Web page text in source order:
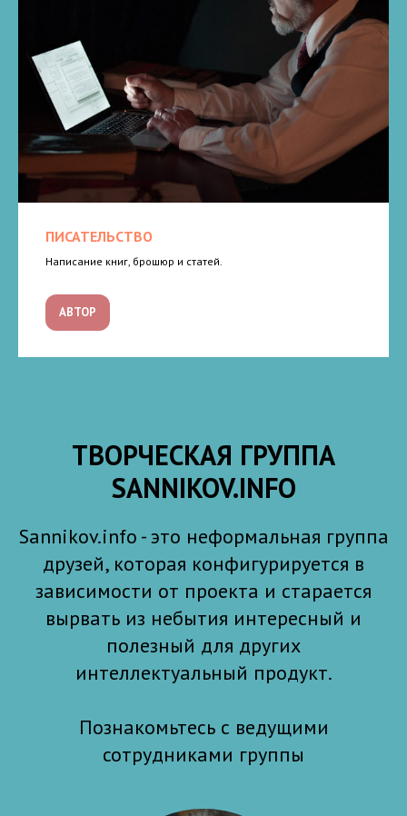
ПИСАТЕЛЬСТВО
Написание книг, брошюр и статей.
АВТОР
ТВОРЧЕСКАЯ ГРУППА
SANNIKOV.INFO
Sannikov.info - это неформальная группа
друзей, которая конфигурируется в
зависимости от проекта и старается
вырвать из небытия интересный и
полезный для других
интеллектуальный продукт.
Познакомьтесь с ведущими
сотрудниками группы